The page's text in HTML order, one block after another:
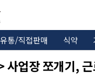
유통/직접판매 식약
사업장 쪼개기,